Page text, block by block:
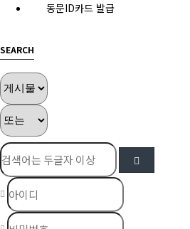
동문ID카드 발급
SEARCH